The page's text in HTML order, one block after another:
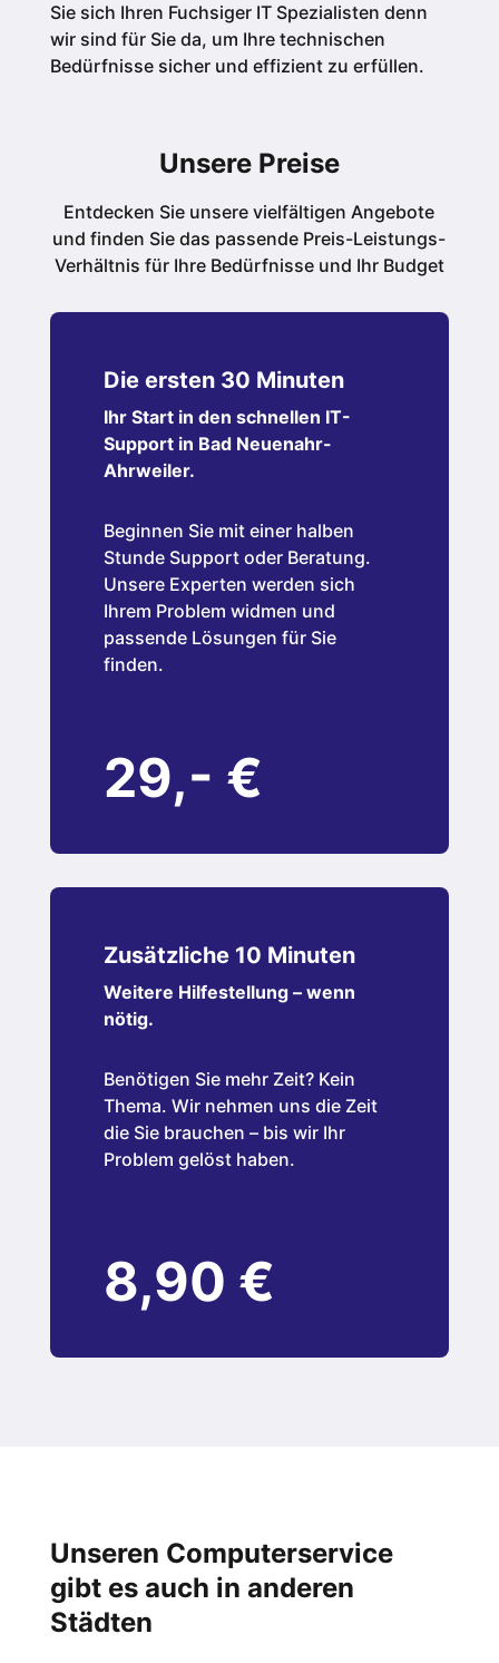
Sie sich Ihren Fuchsiger IT Spezialisten denn
wir sind für Sie da, um Ihre technischen
Bedürfnisse sicher und effizient zu erfüllen.
Unsere Preise
Entdecken Sie unsere vielfältigen Angebote
und finden Sie das passende Preis-Leistungs-
Verhältnis für Ihre Bedürfnisse und Ihr Budget
Die ersten 30 Minuten
Ihr Start in den schnellen IT-
Support in Bad Neuenahr-
Ahrweiler.
Beginnen Sie mit einer halben
Stunde Support oder Beratung.
Unsere Experten werden sich
Ihrem Problem widmen und
passende Lösungen für Sie
finden.
29,- €
Zusätzliche 10 Minuten
Weitere Hilfestellung – wenn
nötig.
Benötigen Sie mehr Zeit? Kein
Thema. Wir nehmen uns die Zeit
die Sie brauchen – bis wir Ihr
Problem gelöst haben.
8,90 €
Unseren Computerservice
gibt es auch in anderen
Städten